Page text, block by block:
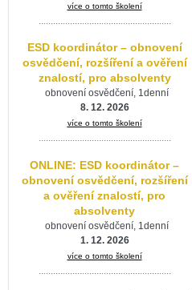
více o tomto školení
ESD koordinátor – obnovení
osvědčení, rozšíření a ověření
znalostí, pro absolventy
obnovení osvědčení, 1denní
8. 12. 2026
více o tomto školení
.......................................................
ONLINE: ESD koordinátor –
obnovení osvědčení, rozšíření
a ověření znalostí, pro
absolventy
obnovení osvědčení, 1denní
1. 12. 2026
více o tomto školení